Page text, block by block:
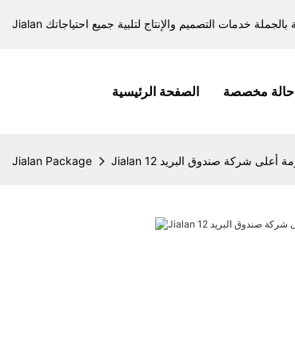
الصفحة الرئيسية حالة مخصصة
Jialan Package